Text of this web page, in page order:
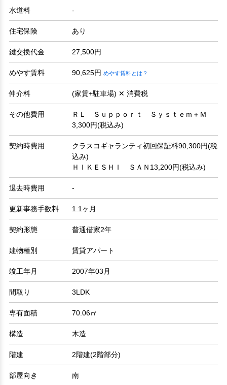
水道料 -
住宅保険 あり
鍵交換代金 27,500円
めやす賃料 90,625円 めやす賃料とは？
仲介料 (家賃+駐車場) ✕ 消費税
その他費用
ＲＬ Ｓｕｐｐｏｒｔ Ｓｙｓｔｅｍ＋Ｍ
3,300円(税込み)
契約時費用
クラスコギャランティ初回保証料90,300円(税
込み)
ＨＩＫＥＳＨＩ ＳＡＮ13,200円(税込み)
退去時費用 -
更新事務手数料 1.1ヶ月
契約形態 普通借家2年
建物種別 賃貸アパート
竣工年月 2007年03月
間取り 3LDK
専有面積 70.06㎡
構造 木造
階建 2階建(2階部分)
部屋向き 南